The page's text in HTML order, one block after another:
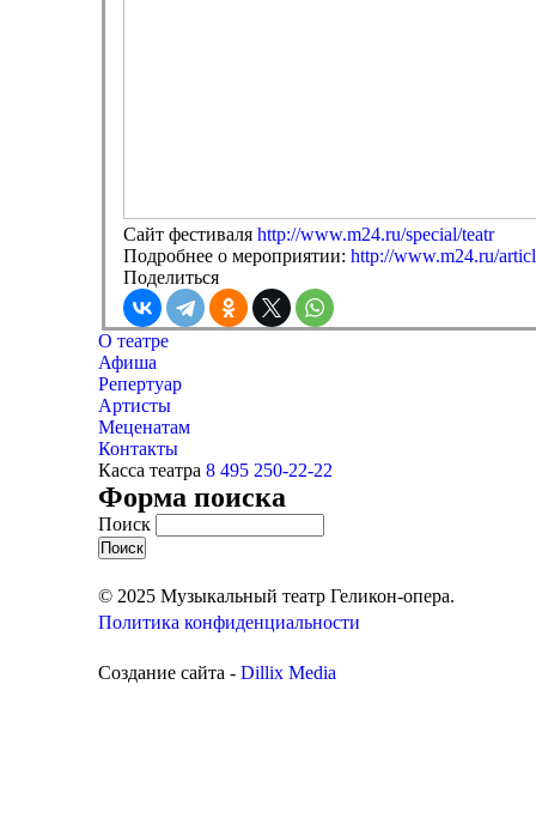
Сайт фестиваля http://www.m24.ru/special/teatr
Подробнее о мероприятии: http://www.m24.ru/
Поделиться
О театре
Афиша
Репертуар
Артисты
Меценатам
Контакты
Касса театра 8 495 250-22-22
Форма поиска
Поиск
© 2025 Музыкальный театр Геликон-опера.
Политика конфиденциальности
Создание сайта - Dillix Media